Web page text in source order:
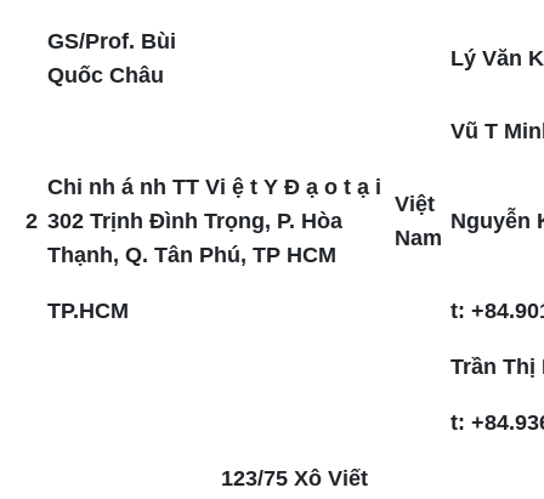
GS/Prof. Bùi
Quốc Châu
Lý Văn
Vũ T
2
Chi nh á nh TT Vi ệ t Y Đ ạ o t ạ i
302 Trịnh Đình Trọng, P. Hòa
Thạnh, Q. Tân Phú, TP HCM
Việt
Nam
Nguyễn
TP.HCM t:
Trần Thị
t:
123/75 Xô Viết